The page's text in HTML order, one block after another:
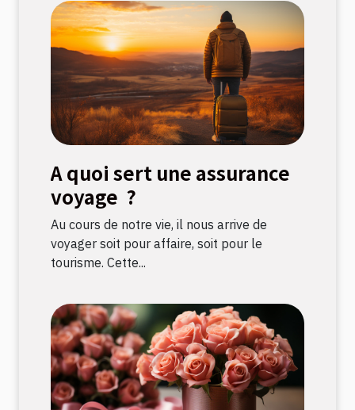
A quoi sert une assurance
voyage ?
Au cours de notre vie, il nous arrive de
voyager soit pour affaire, soit pour le
tourisme. Cette...